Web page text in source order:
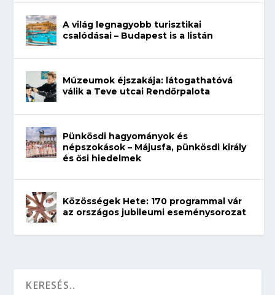
A világ legnagyobb turisztikai
csalódásai – Budapest is a listán
Múzeumok éjszakája: látogathatóvá
válik a Teve utcai Rendőrpalota
Pünkösdi hagyományok és
népszokások – Májusfa, pünkösdi király
és ősi hiedelmek
Közösségek Hete: 170 programmal vár
az országos jubileumi eseménysorozat